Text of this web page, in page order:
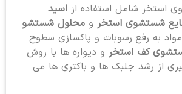
شامل استفاده از اسید
شستشوی استخرو محلول شستشو
به رفع رسوبات و پاکسازی سطوح
کف استخرو دیواره ها با روش
از رشد جلبک ها و باکتری ها می